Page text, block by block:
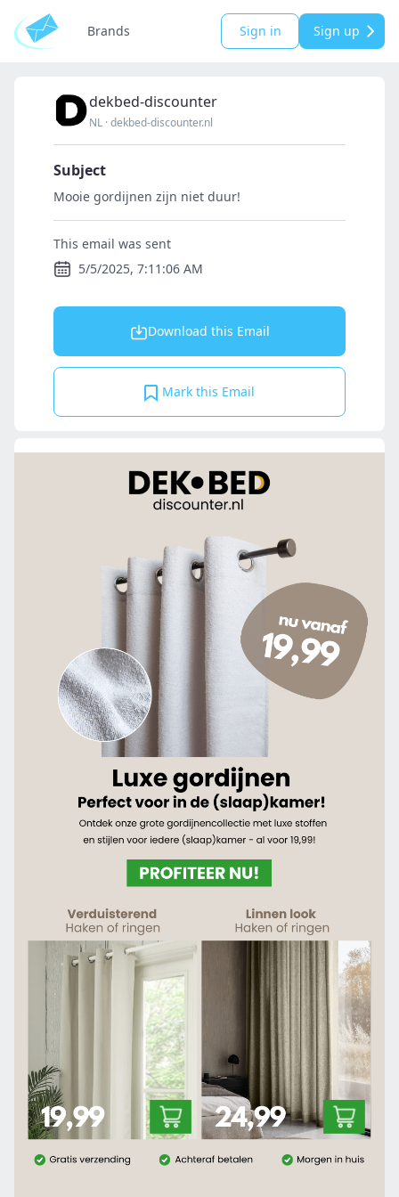
Brands Sign in Sign up
dekbed-discounter
NL ·dekbed-discounter.nl
Subject
Mooie gordijnen zijn niet duur!
This email was sent
5/5/2025, 7:11:06 AM
Download this Email
Mark this Email